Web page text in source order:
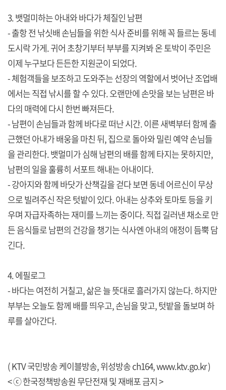
3. 뱃멀미하는 아내와 바다가 체질인 남편
- 출항 전 낚싯배 손님들을 위한 식사 준비를 위해 꼭 들르는 동네
도시락 가게. 귀어 초창기부터 부부를 지켜봐 온 토박이 주민은
이제 누구보다 든든한 지원군이 되었다.
- 체험객들을 보조하고 도와주는 선장의 역할에서 벗어난 조업배
에서는 직접 낚시를 할 수 있다. 오랜만에 손맛을 보는 남편은 바
다의 매력에 다시 한번 빠져든다.
- 남편이 손님들과 함께 바다로 떠난 시간. 이른 새벽부터 함께 출
근했던 아내가 배웅을 마친 뒤, 집으로 돌아와 밀린 예약 손님들
을 관리한다. 뱃멀미가 심해 남편의 배를 함께 타지는 못하지만,
남편의 일을 훌륭히 서포트 해내는 아내이다.
- 강아지와 함께 바닷가 산책길을 걷다 보면 동네 어르신이 무상
으로 빌려주신 작은 텃밭이 있다. 아내는 상추와 토마토 등을 키
우며 자급자족하는 재미를 느끼는 중이다. 직접 길러낸 채소로 만
든 음식들로 남편의 건강을 챙기는 식사엔 아내의 애정이 듬뿍 담
긴다.
4. 에필로그
- 바다는 여전히 거칠고, 삶은 늘 뜻대로 흘러가지 않는다. 하지만
부부는 오늘도 함께 배를 띄우고, 손님을 맞고, 텃밭을 돌보며 하
루를 살아간다.
( KTV 국민방송 케이블방송, 위성방송 ch164,www.ktv.go.kr)
< ⓒ 한국정책방송원 무단전재 및 재배포 금지 >